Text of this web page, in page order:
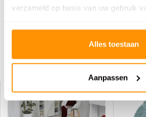
verzameld op basis van uw gebruik
Alles toestaan
Aanpassen
Staat super
Dit vind je misschien ook leuk